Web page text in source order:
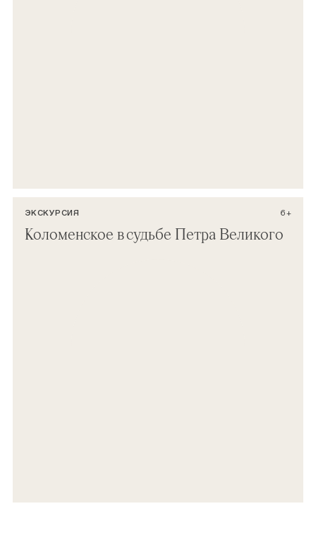
ЭКСКУРСИЯ 6+
Коломенское в судьбе Петра Великого